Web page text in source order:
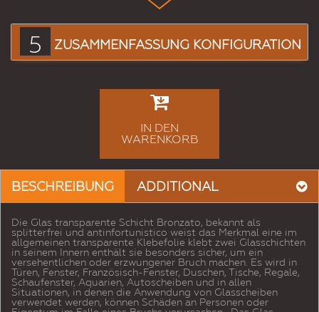
5 ZUSAMMENFASSUNG KONFIGURATION
IN DEN
WARENKORB
BESCHREIBUNG ADDITIONAL
Die Glas transparente Schicht Bronzato, bekannt als
splitterfrei und antinfortunistico weist das Merkmal eine im
allgemeinen transparente Klebefolie klebt zwei Glasschichten
in seinem Innern enthält sie besonders sicher, um ein
versehentlichen oder erzwungener Bruch machen. Es wird in
Türen, Fenster, Französisch-Fenster, Duschen, Tische, Regale,
Schaufenster, Aquarien, Autoscheiben und in allen
Situationen, in denen die Anwendung von Glasscheiben
verwendet werden, können Schäden an Personen oder